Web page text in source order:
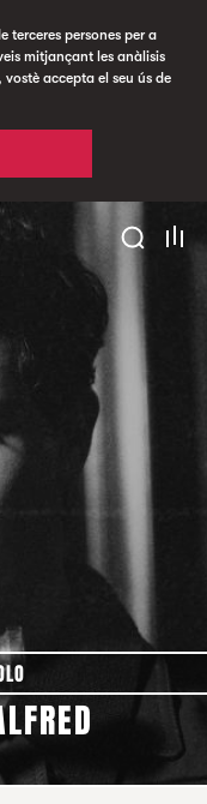
terceres persones per a
mitjançant les anàlisis
accepta el seu ús de